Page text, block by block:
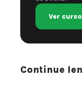
Ver
Continue